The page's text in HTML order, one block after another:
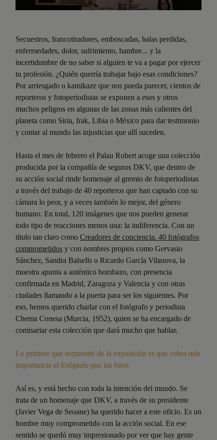
Secuestros, francotiradores, emboscadas, balas perdidas,
enfermedades, dolor, sufrimiento, hambre... y la
incertidumbre de no saber si alguien te va a pagar por ejercer
tu profesión. ¿Quién querría trabajar bajo esas condiciones?
Por arriesgado o kamikaze que nos pueda parecer, cientos de
reporteros y fotoperiodistas se exponen a esos y otros
muchos peligros en algunas de las zonas más calientes del
planeta como Siria, Irak, Libia o México para dar testimonio
y contar al mundo las injusticias que allí suceden.
Hasta el mes de febrero el Palau Robert acoge una colección
producida por la compañía de seguros DKV, que dentro de
su acción social rinde homenaje al gremio de fotoperiodistas
a través del trabajo de 40 reporteros que han captado con su
cámara lo peor, y a veces también lo mejor, del género
humano. En total, 120 imágenes que nos pueden generar
todo tipo de reacciones menos una: la indiferencia. Con un
título tan claro como Creadores de conciencia. 40 fotógrafos
comprometidos y con nombres propios como Gervasio
Sánchez, Sandra Balsells o Ricardo García Vilanova, la
muestra apunta a auténtico bombazo, con presencia
confirmada en Madrid, Zaragoza y Valencia y con otras
ciudades llamando a la puerta para ser los siguientes. Por
eso, hemos querido charlar con el fotógrafo y periodista
Chema Conesa (Murcia, 1952), quien se ha encargado de
comisariar esta colección que dará mucho que hablar.
Lo primero que sorprende de la exposición es que cobra más
importancia el fotógrafo que las fotos
Así es, y está hecho con toda la intención del mundo. Se
trata de un homenaje que DKV, a través de su presidente
(Javier Vega de Seoane) ha querido hacer a este oficio. Es un
hombre muy comprometido con la acción social. En ese
sentido se quedó muy impresionado por ver que hay gente